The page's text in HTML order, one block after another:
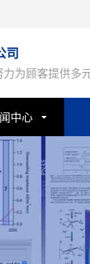
司
为顾客提供多
中心